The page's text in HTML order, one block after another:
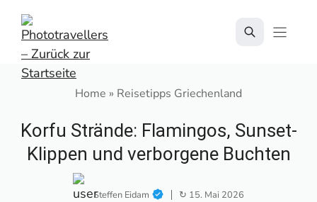
Inhalt
springen
Home » Reisetipps Griechenland
Korfu Strände: Flamingos, Sunset-
Klippen und verborgene Buchten
Steffen Eidam ↻ 15. Mai 2026